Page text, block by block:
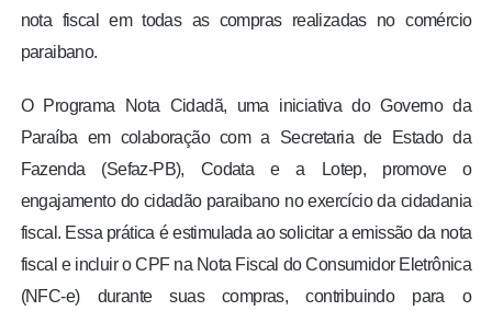
nota fiscal em todas as compras realizadas no comércio
paraibano.
O Programa Nota Cidadã, uma iniciativa do Governo da
Paraíba em colaboração com a Secretaria de Estado da
Fazenda (Sefaz-PB), Codata e a Lotep, promove o
engajamento do cidadão paraibano no exercício da cidadania
fiscal. Essa prática é estimulada ao solicitar a emissão da nota
fiscal e incluir o CPF na Nota Fiscal do Consumidor Eletrônica
(NFC-e) durante suas compras, contribuindo para o